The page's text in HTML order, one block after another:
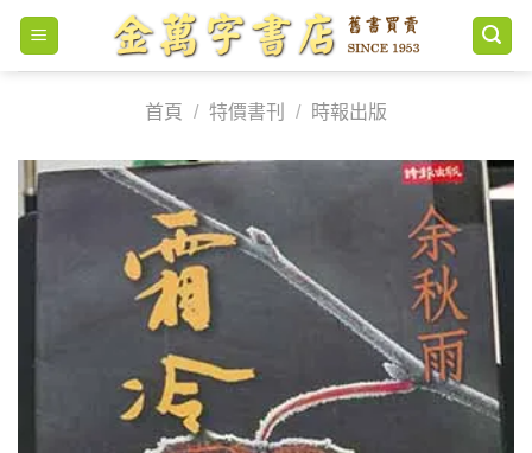
Skip
content
首頁
/ 特價書刊 / 時報出版